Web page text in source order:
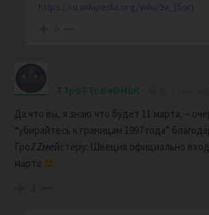
https://ru.wikipedia.org/wiki/Эа_(бог)
TTpoTToBeDHuK
Да что вы, я знаю что будет 11 марта, –
“убирайтесь к границам 1997 года”
ГроZZмейстеру: Швеция официально
марта
2